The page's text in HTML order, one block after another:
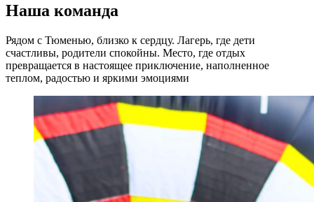
Наша команда
Рядом с Тюменью, близко к сердцу. Лагерь, где дети
счастливы, родители спокойны. Место, где отдых
превращается в настоящее приключение, наполненное
теплом, радостью и яркими эмоциями